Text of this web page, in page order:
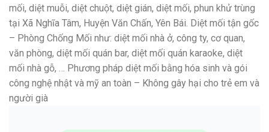
mối, diệt muỗi, diệt chuột, diệt gián, diệt mối, phun khử trùng
tại Xã Nghĩa Tâm, Huyện Văn Chấn, Yên Bái. Diệt mối tận gốc
– Phòng Chống Mối như: diệt mối nhà ở, công ty, cơ quan,
văn phòng, diệt mối quán bar, diệt mối quán karaoke, diệt
mối nhà gỗ, … Phương pháp diệt mối bằng hóa sinh và gói
công nghệ nhật và mỹ an toàn – Không gây hại cho trẻ em và
người già